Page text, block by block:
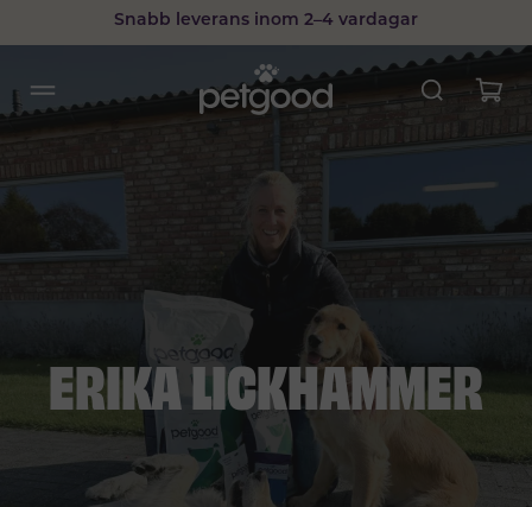
Snabb leverans inom 2–4 vardagar
ERIKA LICKHAMMER